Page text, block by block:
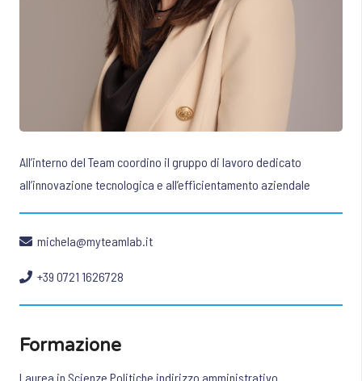
All’interno del Team coordino il gruppo di lavoro dedicato
all’innovazione tecnologica e all’efficientamento aziendale
michela@myteamlab.it
+39 0721 1626728
Formazione
Laurea in Scienze Politiche indirizzo amministrativo